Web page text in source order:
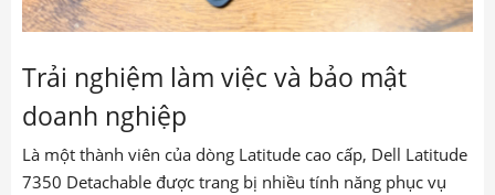
Trải nghiệm làm việc và bảo mật
doanh nghiệp
Là một thành viên của dòng Latitude cao cấp, Dell Latitude
7350 Detachable được trang bị nhiều tính năng phục vụ